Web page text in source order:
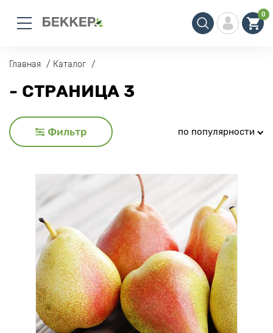
0
Главная Каталог
- СТРАНИЦА 3
Фильтр по популярности